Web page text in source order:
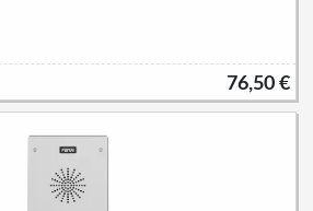
76,50 €